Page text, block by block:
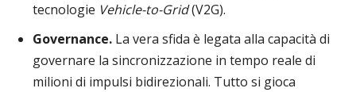
tecnologie Vehicle-to-Grid(V2G).
Governance. La vera sfida è legata alla capacità di
governare la sincronizzazione in tempo reale di
milioni di impulsi bidirezionali. Tutto si gioca